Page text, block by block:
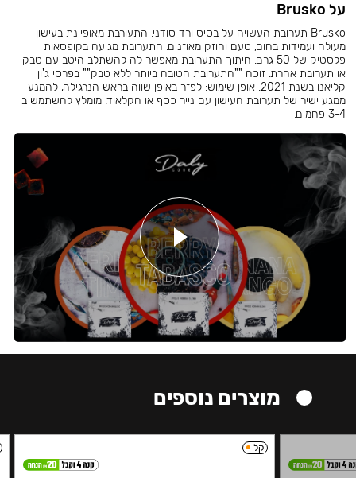
על Brusko
Brusko תערובת העשויה על בסיס ורד סודני. התעורבת מאופיינת בעישון
מעולה ועמידות בחום, טעם וחוזק מאוזנים. התערובת מגיעה בקופסאות
פלסטיק של 50 גרם. חיתוך התערובת מאפשר לה להשתלב היטב עם טבק
או תערובת אחרת. זוכה ""התערובת הטובה ביותר ללא טבק"" בפרסי ג'ון
קליאנו בשנת 2021. אופן שימוש: לפזר באופן שווה בראש הנרגילה, להמנע
ממגע ישיר של תערובת העישון עם נייר כסף או הקלאוד. מומלץ להשתמש ב
3-4 פחמים.
מוצרים נוספים
קל